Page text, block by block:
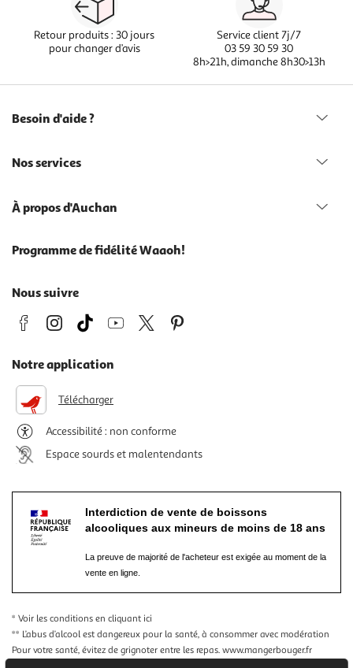
Retour produits : 30 jours
pour changer d’avis
Service client 7j/7
03 59 30 59 30
8h>21h, dimanche 8h30>13h
Besoin d'aide ?
Nos services
À propos d'Auchan
Programme de fidélité Waaoh!
Nous suivre
Notre application
Télécharger
Accessibilité : non conforme
Espace sourds et malentendants
Interdiction de vente de boissons
alcooliques aux mineurs de moins de 18 ans
La preuve de majorité de l'acheteur est exigée au moment de la
vente en ligne.
* Voir les conditions en cliquant ici
** L’abus d’alcool est dangereux pour la santé, à consommer avec modération
Pour votre santé, évitez de grignoter entre les repas. www.mangerbouger.fr